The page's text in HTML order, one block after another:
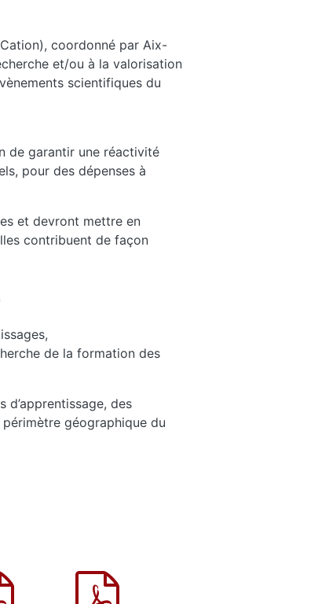
coordonné par Aix-
et/ou à la valorisation
scientifiques du
de garantir une réactivité
pour des dépenses à
et devront mettre en
contribuent de façon
de la formation des
d’apprentissage, des
géographique du